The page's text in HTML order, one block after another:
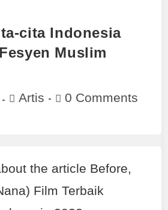
cita Indonesia
Muslim
Artis 0 Comments